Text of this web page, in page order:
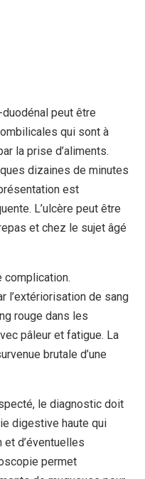
peut être
qui sont à
la prise d’aliments.
dizaines de minutes
est
L’ulcère peut être
et chez le sujet âgé
complication.
l’extériorisation de sang
rouge dans les
pâleur et fatigue. La
brutale d’une
le diagnostic doit
digestive haute qui
d’éventuelles
permet